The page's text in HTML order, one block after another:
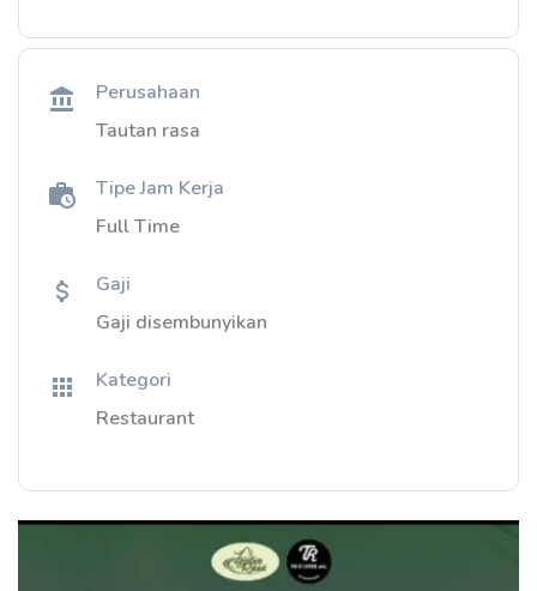
Perusahaan
Tautan rasa
Tipe Jam Kerja
Full Time
Gaji
Gaji disembunyikan
Kategori
Restaurant